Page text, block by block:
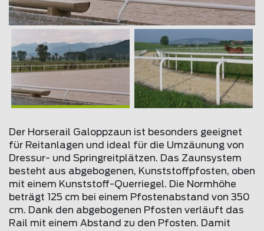
Der Horserail Galoppzaun ist besonders geeignet
für Reitanlagen und ideal für die Umzäunung von
Dressur- und Springreitplätzen. Das Zaunsystem
besteht aus abgebogenen, Kunststoffpfosten, oben
mit einem Kunststoff-Querriegel. Die Normhöhe
beträgt 125 cm bei einem Pfostenabstand von 350
cm. Dank den abgebogenen Pfosten verläuft das
Rail mit einem Abstand zu den Pfosten. Damit